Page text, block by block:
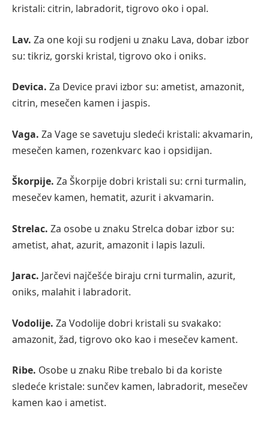
kristali: citrin, labradorit, tigrovo oko i opal.
Lav. Za one koji su rodjeni u znaku Lava, dobar izbor
su: tikriz, gorski kristal, tigrovo oko i oniks.
Devica. Za Device pravi izbor su: ametist, amazonit,
citrin, mesečen kamen i jaspis.
Vaga. Za Vage se savetuju sledeći kristali: akvamarin,
mesečen kamen, rozenkvarc kao i opsidijan.
Škorpije. Za Škorpije dobri kristali su: crni turmalin,
mesečev kamen, hematit, azurit i akvamarin.
Strelac. Za osobe u znaku Strelca dobar izbor su:
ametist, ahat, azurit, amazonit i lapis lazuli.
Jarac. Jarčevi najčešće biraju crni turmalin, azurit,
oniks, malahit i labradorit.
Vodolije. Za Vodolije dobri kristali su svakako:
amazonit, žad, tigrovo oko kao i mesečev kament.
Ribe. Osobe u znaku Ribe trebalo bi da koriste
sledeće kristale: sunčev kamen, labradorit, mesečev
kamen kao i ametist.